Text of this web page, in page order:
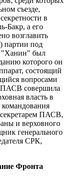
съезде,
в
Бакр, а его
возглавить
партии под
"Ханин" был
которого он
состоящий
вопросами
ПАСВ совершила
власть в
ПАСВ,
и верховного
генерального
СРК,
Фронта